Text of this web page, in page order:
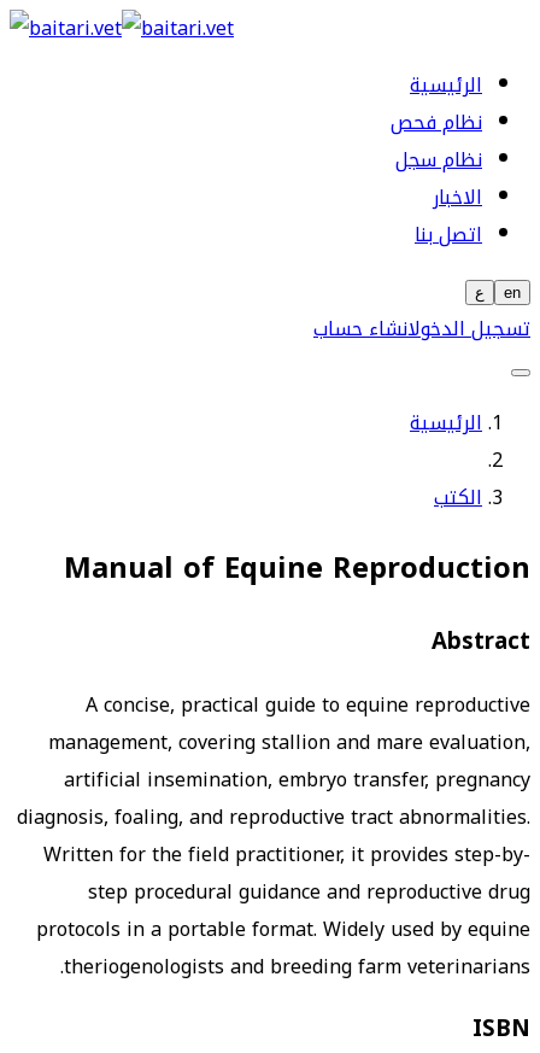
الرئيسية
نظام فحص
نظام سجل
الاخبار
اتصل بنا
en ع
تسجيل الدخولانشاء حساب
الرئيسية
الكتب
Manual of Equine Reproduction
Abstract
A concise, practical guide to equine reproductive
management, covering stallion and mare evaluation,
artificial insemination, embryo transfer, pregnancy
diagnosis, foaling, and reproductive tract abnormalities.
Written for the field practitioner, it provides step-by-
step procedural guidance and reproductive drug
protocols in a portable format. Widely used by equine
theriogenologists and breeding farm veterinarians.
ISBN